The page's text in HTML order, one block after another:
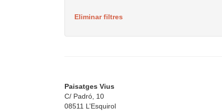
Eliminar filtres
Paisatges Vius
C/ Padró, 10
08511 L’Esquirol